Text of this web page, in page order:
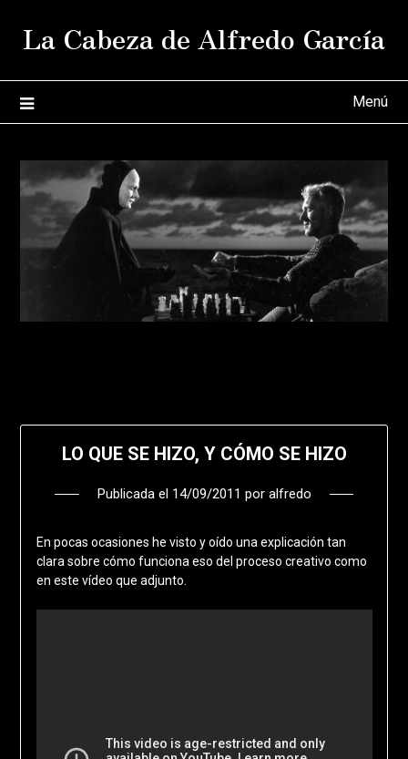
La Cabeza de Alfredo García
Menú
LO QUE SE HIZO, Y CÓMO SE HIZO
Publicada el 14/09/2011 por alfredo
En pocas ocasiones he visto y oído una explicación tan
clara sobre cómo funciona eso del proceso creativo como
en este vídeo que adjunto.